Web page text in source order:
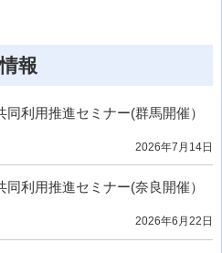
報
利用推進セミナー(群馬開催）
2026年7月14日
利用推進セミナー(奈良開催）
2026年6月22日